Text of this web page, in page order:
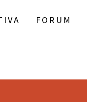
FORUM